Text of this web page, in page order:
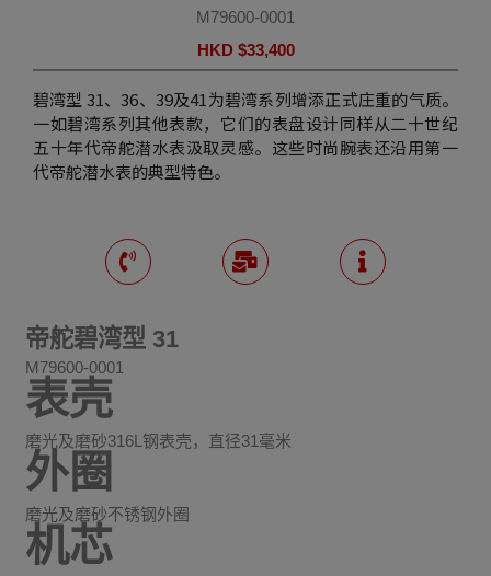
M79600-0001
HKD $33,400
碧湾型 31、36、39及41为碧湾系列增添正式庄重的气质。
一如碧湾系列其他表款，它们的表盘设计同样从二十世纪
五十年代帝舵潜水表汲取灵感。这些时尚腕表还沿用第一
代帝舵潜水表的典型特色。
帝舵碧湾型 31
M79600-0001
表壳
磨光及磨砂316L钢表壳，直径31毫米
外圈
磨光及磨砂不锈钢外圈
机芯